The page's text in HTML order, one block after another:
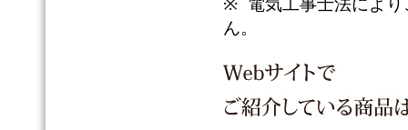
ん。